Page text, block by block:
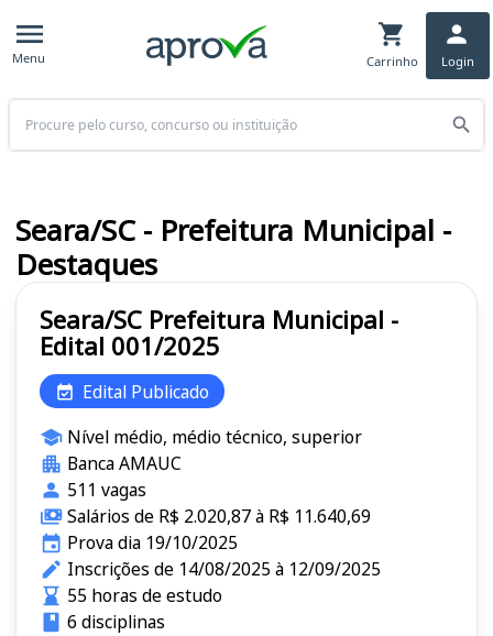
Menu Carrinho Login
Buscar
Seara/SC Prefeitura Municipal -
Edital 001/2025
Edital Publicado
Nível médio, médio técnico, superior
Banca AMAUC
511 vagas
Salários de R$ 2.020,87 à R$ 11.640,69
Prova dia 19/10/2025
Inscrições de 14/08/2025 à 12/09/2025
55 horas de estudo
6 disciplinas
Seara/SC - Prefeitura Municipal -
Destaques